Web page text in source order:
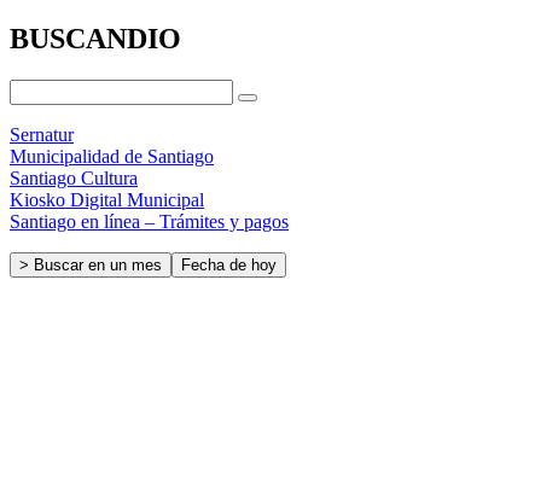
BUSCANDIO
Sernatur
Municipalidad de Santiago
Santiago Cultura
Kiosko Digital Municipal
Santiago en línea – Trámites y pagos
> Buscar en un mes Fecha de hoy